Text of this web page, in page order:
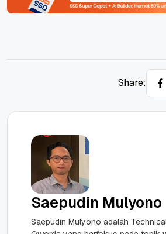
Share:
Saepudin Mulyono
Saepudin Mulyono adalah